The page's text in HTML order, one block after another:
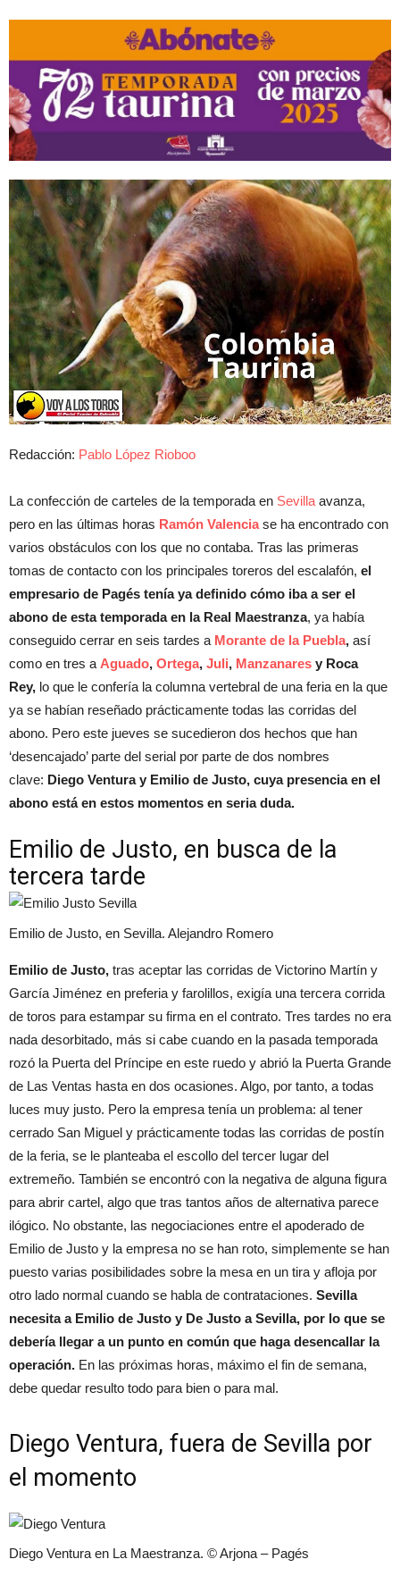
Redacción: Pablo López Rioboo
La confección de carteles de la temporada en Sevilla avanza,
pero en las últimas horas Ramón Valenciase ha encontrado con
varios obstáculos con los que no contaba. Tras las primeras
tomas de contacto con los principales toreros del escalafón, el
empresario de Pagés tenía ya definido cómo iba a ser el
abono de esta temporada en la Real Maestranza, ya había
conseguido cerrar en seis tardes a Morante de la Puebla, así
como en tres a Aguado, Ortega, Juli, Manzanares y Roca
Rey, lo que le confería la columna vertebral de una feria en la que
ya se habían reseñado prácticamente todas las corridas del
abono. Pero este jueves se sucedieron dos hechos que han
‘desencajado’ parte del serial por parte de dos nombres
clave: Diego Ventura y Emilio de Justo, cuya presencia en el
abono está en estos momentos en seria duda.
Emilio de Justo, en busca de la
tercera tarde
Emilio de Justo, en Sevilla. Alejandro Romero
Emilio de Justo, tras aceptar las corridas de Victorino Martín y
García Jiménez en preferia y farolillos, exigía una tercera corrida
de toros para estampar su firma en el contrato. Tres tardes no era
nada desorbitado, más si cabe cuando en la pasada temporada
rozó la Puerta del Príncipe en este ruedo y abrió la Puerta Grande
de Las Ventas hasta en dos ocasiones. Algo, por tanto, a todas
luces muy justo. Pero la empresa tenía un problema: al tener
cerrado San Miguel y prácticamente todas las corridas de postín
de la feria, se le planteaba el escollo del tercer lugar del
extremeño. También se encontró con la negativa de alguna figura
para abrir cartel, algo que tras tantos años de alternativa parece
ilógico. No obstante, las negociaciones entre el apoderado de
Emilio de Justo y la empresa no se han roto, simplemente se han
puesto varias posibilidades sobre la mesa en un tira y afloja por
otro lado normal cuando se habla de contrataciones. Sevilla
necesita a Emilio de Justo y De Justo a Sevilla, por lo que se
debería llegar a un punto en común que haga desencallar la
operación. En las próximas horas, máximo el fin de semana,
debe quedar resulto todo para bien o para mal.
Diego Ventura, fuera de Sevilla por
el momento
Diego Ventura en La Maestranza. © Arjona – Pagés